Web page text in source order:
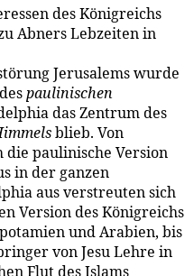
des Königreichs
Abners Lebzeiten in
Jerusalems wurde
paulinischen
das Zentrum des
blieb. Von
paulinische Version
in der ganzen
aus verstreuten sich
Version des Königreichs
und Arabien, bis
von Jesu Lehre in
Flut des Islams